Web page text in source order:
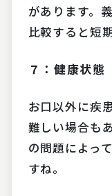
があります。
比較すると短
７：健康状態
お口以外に疾
難しい場合も
の問題によっ
すね。